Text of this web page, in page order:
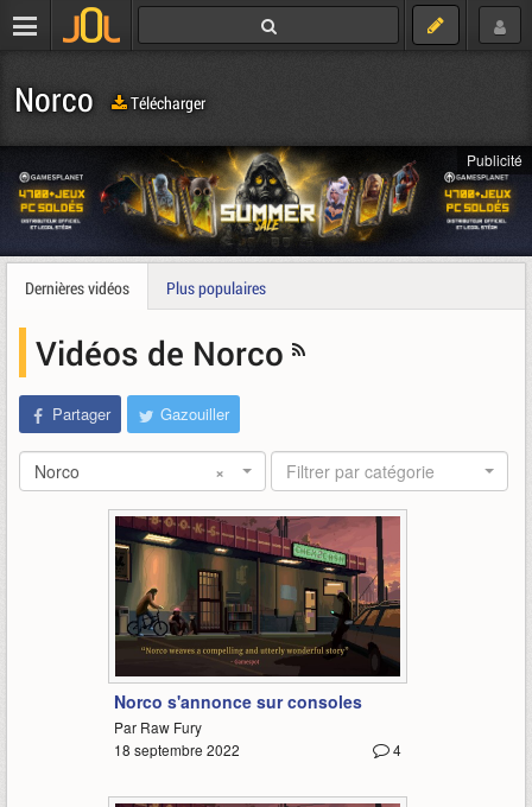
Norco Télécharger
Publicité
Dernières vidéos Plus populaires
Vidéos de Norco
Partager Gazouiller
×
Norco Filtrer par catégorie
0:59
Norco s'annonce sur consoles
Par Raw Fury
4
18 septembre 2022